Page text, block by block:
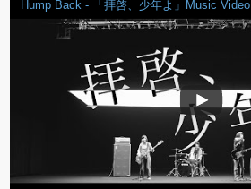
Hump Back - 「拝啓、少年よ」Music Video